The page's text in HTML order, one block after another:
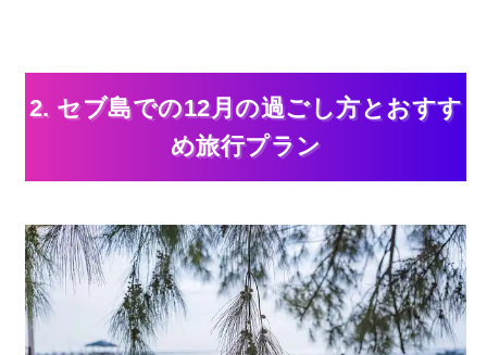
2. セブ島での12月の過ごし方とおすす
め旅行プラン